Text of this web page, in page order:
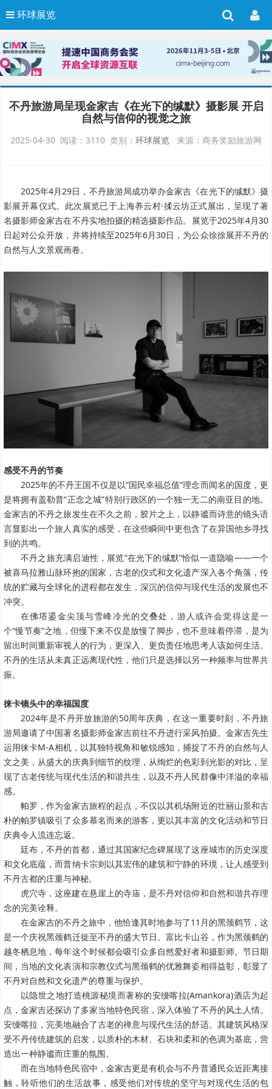
环球展览
不丹旅游局呈现金家吉《在光下的缄默》摄影展 开启
自然与信仰的视觉之旅
2025-04-30 阅读：3110 类别： 环球展览 来源：商务奖励旅游网
2025年4月29日，不丹旅游局成功举办金家吉《在光下的缄默》摄
影展开幕仪式。此次展览已于上海养云村·揉云坊正式展出，呈现了著
名摄影师金家吉在不丹实地拍摄的精选摄影作品。展览于2025年4月30
日起对公众开放，并将持续至2025年6月30日，为公众徐徐展开不丹的
自然与人文景观画卷。
感受不丹的节奏
2025年的不丹王国不仅是以“国民幸福总值”理念而闻名的国度，更
是将拥有盖勒普“正念之城”特别行政区的一个独一无二的南亚目的地。
金家吉的不丹之旅发生在不久之前，胶片之上，以静谧而诗意的镜头语
言显影出一个旅人真实的感受，在这些瞬间中更包含了在异国他乡寻找
到的共鸣。
不丹之旅充满启迪性，展览“在光下的缄默”恰似一道隐喻——一个
被喜马拉雅山脉环抱的国家，古老的仪式和文化遗产深入各个角落，传
统的贮藏与全球化的进程都在发生，深沉的信仰与现代生活的发展也不
冲突。
在佛塔鎏金尖顶与雪峰冷光的交叠处，游人或许会觉得这是一
个“慢节奏”之地，但慢下来不仅是放慢了脚步，也不意味着停滞，是为
留出时间重新审视人的行为，更深入、更负责任地思考人该如何生活。
不丹的生活从未真正远离现代性，他们只是选择以另一种频率与世界共
振。
徕卡镜头中的幸福国度
2024年是不丹开放旅游的50周年庆典，在这一重要时刻，不丹旅
游局邀请了中国著名摄影师金家吉前往不丹进行采风拍摄。金家吉先生
运用徕卡M-A相机，以其独特视角和敏锐感知，捕捉了不丹的自然与人
文之美，从盛大的庆典到细节的纹理，从绚烂的色彩到光影的对比，呈
现了古老传统与现代生活的和谐共生，以及不丹人民群像中洋溢的幸福
感。
帕罗，作为金家吉旅程的起点，不仅以其机场附近的壮丽山景和古
朴的帕罗镇吸引了众多慕名而来的游客，更以其丰富的文化活动和节日
庆典令人流连忘返。
廷布，不丹的首都，通过其国家纪念碑展现了这座城市的历史深度
和文化底蕴，而普纳卡宗则以其宏伟的建筑和宁静的环境，让人感受到
不丹古都的庄重与神秘。
虎穴寺，这座建在悬崖上的寺庙，是不丹对信仰和自然和谐共存理
念的完美诠释。
在金家吉的不丹之旅中，他恰逢其时地参与了11月的黑颈鹤节，这
是一个庆祝黑颈鹤迁徙至不丹的盛大节日。富比卡山谷，作为黑颈鹤的
越冬栖息地，每年这个时候都会吸引众多自然爱好者和摄影师。节日期
间，当地的文化表演和宗教仪式与黑颈鹤的优雅舞姿相得益彰，彰显了
不丹对自然和文化遗产的尊重与保护。
以隐世之地打造桃源秘境而著称的安缦喀拉(Amankora)酒店为起
点，金家吉还探访了多家当地特色民宿，深入体验了不丹的风土人情。
安缦喀拉，完美地融合了古老的禅意与现代生活的舒适。其建筑风格深
受不丹传统建筑的启发，以质朴的木材、石块和柔和的色调为基底，营
造出一种静谧而庄重的氛围。
而在当地特色民宿中，金家吉更是有机会与不丹普通民众近距离接
触，聆听他们的生活故事，感受他们对传统的坚守与对现代生活的包